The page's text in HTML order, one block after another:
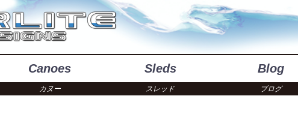
Canoes
カヌー
Sleds
スレッド
Blog
ブログ